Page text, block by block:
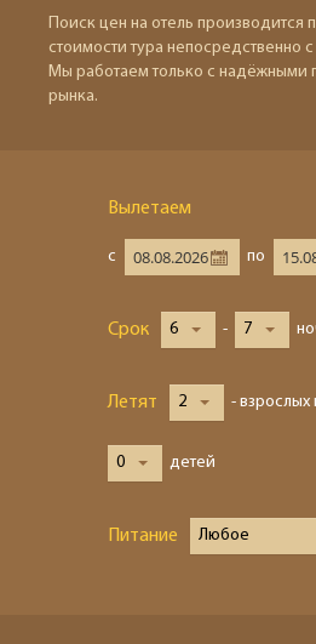
Поиск цен на отель производится
стоимости тура непосредственно
Мы работаем только с надёжными
рынка.
Вылетаем
с по
Срок 6 - 7
Летят 2 - взрослых
0 детей
Питание Любое